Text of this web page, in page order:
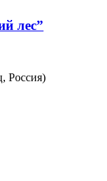
лес”
Россия)